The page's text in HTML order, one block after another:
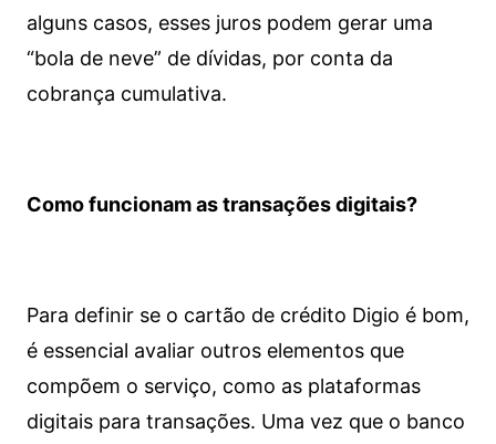
alguns casos, esses juros podem gerar uma
“bola de neve” de dívidas, por conta da
cobrança cumulativa.
Como funcionam as transações digitais?
Para definir se o cartão de crédito Digio é bom,
é essencial avaliar outros elementos que
compõem o serviço, como as plataformas
digitais para transações. Uma vez que o banco